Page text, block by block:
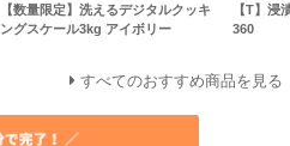
【数量限定】洗えるデジタルクッキ
ングスケール3kg アイボリー
【T】浸
360
すべてのおすすめ商品を見る